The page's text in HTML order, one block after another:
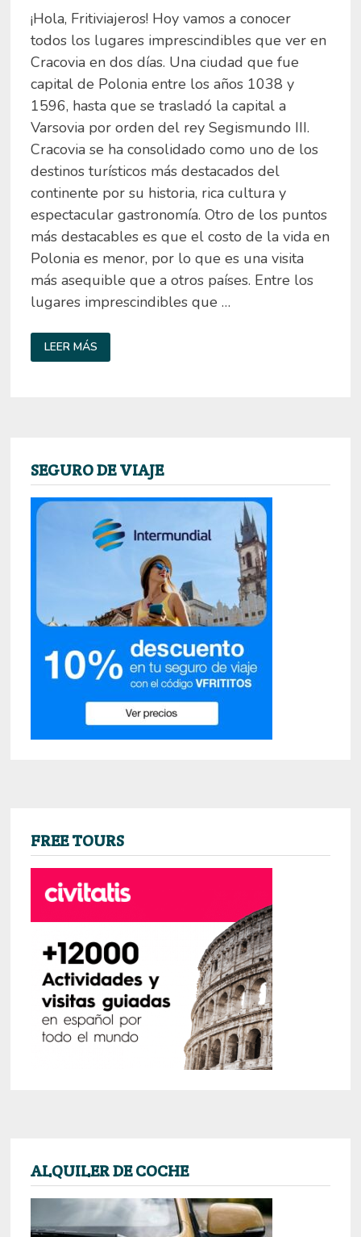
¡Hola, Fritiviajeros! Hoy vamos a conocer
todos los lugares imprescindibles que ver en
Cracovia en dos días. Una ciudad que fue
capital de Polonia entre los años 1038 y
1596, hasta que se trasladó la capital a
Varsovia por orden del rey Segismundo III.
Cracovia se ha consolidado como uno de los
destinos turísticos más destacados del
continente por su historia, rica cultura y
espectacular gastronomía. Otro de los puntos
más destacables es que el costo de la vida en
Polonia es menor, por lo que es una visita
más asequible que a otros países. Entre los
lugares imprescindibles que …
QUÉ
VER
EN
LEER MÁS
SEGURO DE VIAJE
FREE TOURS
ALQUILER DE COCHE